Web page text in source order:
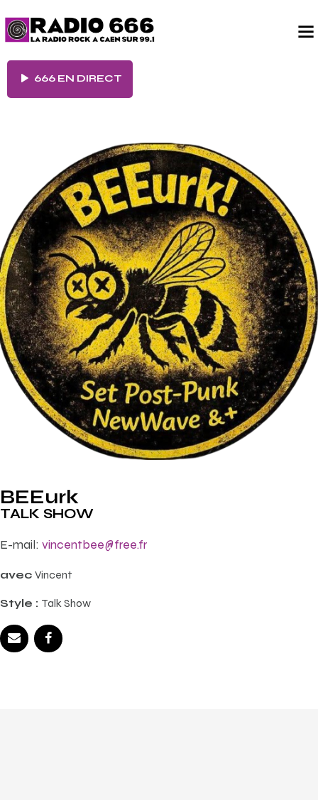
666 EN DIRECT
BEEurk
TALK SHOW
E-mail: vincentbee@free.fr
avec Vincent
Style : Talk Show